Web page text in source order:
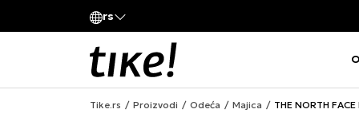
rs
Tike.rs Proizvodi Odeća Majica THE NORTH